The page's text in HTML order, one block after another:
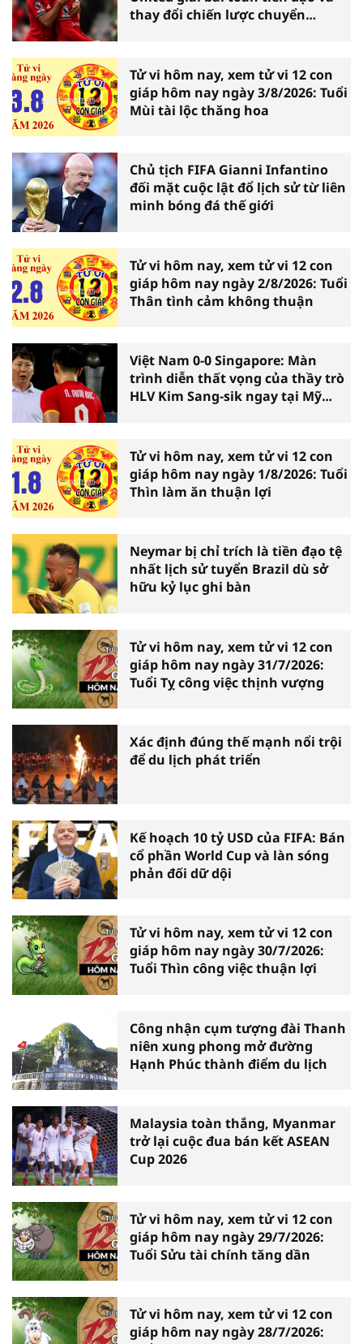
thay đổi chiến lược chuyển
Tử vi hôm nay, xem tử vi 12 con
giáp hôm nay ngày 3/8/2026: Tuổi
Mùi tài lộc thăng hoa
Chủ tịch FIFA Gianni Infantino
đối mặt cuộc lật đổ lịch sử từ liên
minh bóng đá thế giới
Tử vi hôm nay, xem tử vi 12 con
giáp hôm nay ngày 2/8/2026: Tuổi
Thân tình cảm không thuận
Việt Nam 0-0 Singapore: Màn
trình diễn thất vọng của thầy trò
HLV Kim Sang-sik ngay tại Mỹ
Tử vi hôm nay, xem tử vi 12 con
giáp hôm nay ngày 1/8/2026: Tuổi
Thìn làm ăn thuận lợi
Neymar bị chỉ trích là tiền đạo tệ
nhất lịch sử tuyển Brazil dù sở
hữu kỷ lục ghi bàn
Tử vi hôm nay, xem tử vi 12 con
giáp hôm nay ngày 31/7/2026:
Tuổi Tỵ công việc thịnh vượng
Xác định đúng thế mạnh nổi trội
để du lịch phát triển
Kế hoạch 10 tỷ USD của FIFA: Bán
cổ phần World Cup và làn sóng
phản đối dữ dội
Tử vi hôm nay, xem tử vi 12 con
giáp hôm nay ngày 30/7/2026:
Tuổi Thìn công việc thuận lợi
Công nhận cụm tượng đài Thanh
niên xung phong mở đường
Hạnh Phúc thành điểm du lịch
Malaysia toàn thắng, Myanmar
trở lại cuộc đua bán kết ASEAN
Cup 2026
Tử vi hôm nay, xem tử vi 12 con
giáp hôm nay ngày 29/7/2026:
Tuổi Sửu tài chính tăng dần
Tử vi hôm nay, xem tử vi 12 con
giáp hôm nay ngày 28/7/2026: